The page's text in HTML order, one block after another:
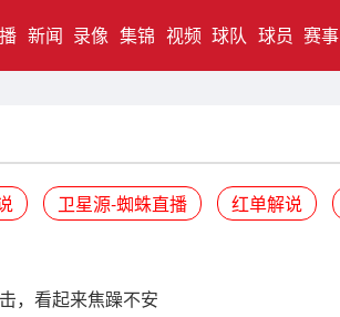
新闻 录像 集锦 视频 球队 球员 赛事
卫星源-蜘蛛直播 红单解说
，看起来焦躁不安